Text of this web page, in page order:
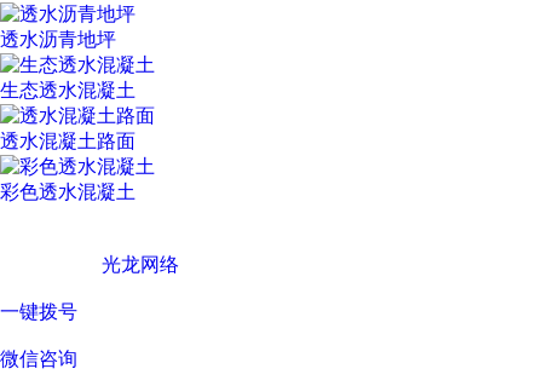
透水沥青地坪
生态透水混凝土
透水混凝土路面
彩色透水混凝土
光龙网络
一键拨号
微信咨询